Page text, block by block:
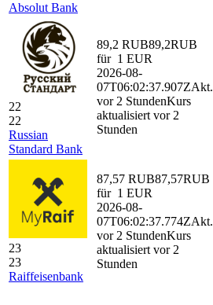
Absolut Bank
22
22
Russian
Standard Bank
89,2 RUB89,2RUB
für 1 EUR
2026-08-
07T06:02:37.907ZAkt.
vor 2 StundenKurs
aktualisiert vor 2
Stunden
23
23
Raiffeisenbank
87,57 RUB87,57RUB
für 1 EUR
2026-08-
07T06:02:37.774ZAkt.
vor 2 StundenKurs
aktualisiert vor 2
Stunden